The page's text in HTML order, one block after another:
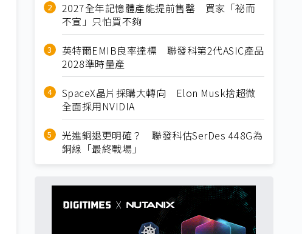
2027全年記憶體產能提前售罄 買家「祕而
不宣」只怕買不夠
英特爾EMIB良率達標 聯發科第2代ASIC產品
2028準時量產
SpaceX晶片採購大轉向 Elon Musk捨超微
全面採用NVIDIA
光進銅退更明確？ 聯發科估SerDes 448G為
銅線「最終戰場」